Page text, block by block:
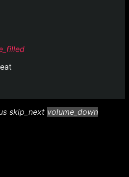
skip_next volume_down